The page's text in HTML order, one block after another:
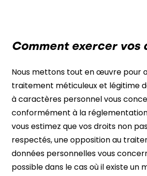
Comment exercer vos
Nous mettons tout en œuvre pour
traitement méticuleux et légitime
à caractères personnel vous
conformément à la
vous estimez que vos droits non
respectés, une opposition au
données personnelles vous
possible dans le cas où il existe un